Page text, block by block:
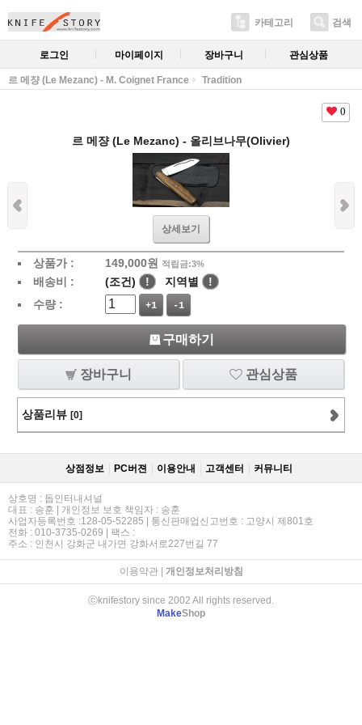
카테고리 검색
로그인 마이페이지 장바구니 관심상품
르 메쟝 (Le Mezanc) - M. Coignet France Tradition
0
르 메쟝 (Le Mezanc) - 올리브나무(Olivier)
상세보기
상품가 : 149,000원 적립금:3%
배송비 : (조건) ! 지역별
!
수량 :
+1 -1
구매하기
장바구니 관심상품
상품리뷰 [0]
상점정보 PC버젼 이용안내 고객센터 커뮤니티
상호명 : 돕인터내셔널
대표 : 송훈 | 개인정보 보호 책임자 : 송훈
사업자등록번호 :128-05-52285 | 통신판매업신고번호 : 고양시 제801호
전화 : 010-3735-0269 | 팩스 :
주소 : 인천시 강화군 내가면 강화서로227번길 77
이용약관| 개인정보처리방침
ⓒknifestory since 2002 All rights reserved.
MakeShop